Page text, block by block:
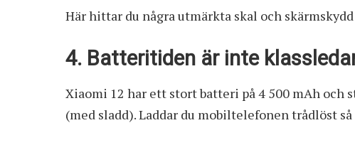
Härhittar du några utmärkta skal och
4. Batteritiden är inte
Xiaomi 12 har ett stort batteri på 4 500 mAh och
(med sladd). Laddar du mobiltelefonen trådlöst